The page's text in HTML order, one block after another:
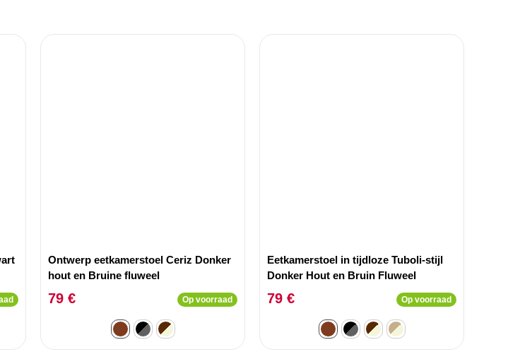
Ontwerp eetkamerstoel Ceriz Donker
hout en Bruine fluweel
79 € Op voorraad
Eetkamerstoel in tijdloze Tuboli-stijl
Donker Hout en Bruin Fluweel
79 € Op voorraad